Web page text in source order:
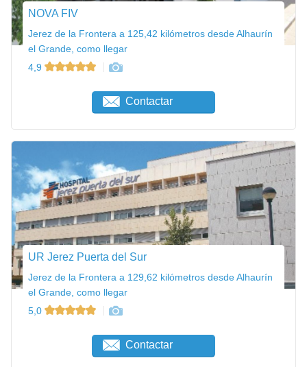
NOVA FIV
Jerez de la Frontera a 125,42 kilómetros desde Alhaurín
el Grande, como llegar
4,9
Contactar
UR Jerez Puerta del Sur
Jerez de la Frontera a 129,62 kilómetros desde Alhaurín
el Grande, como llegar
5,0
Contactar